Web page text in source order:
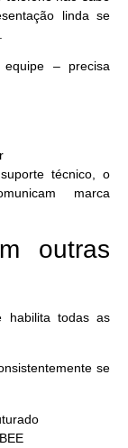
linda se
– precisa
técnico, o
marca
outras
habilita todas as
se